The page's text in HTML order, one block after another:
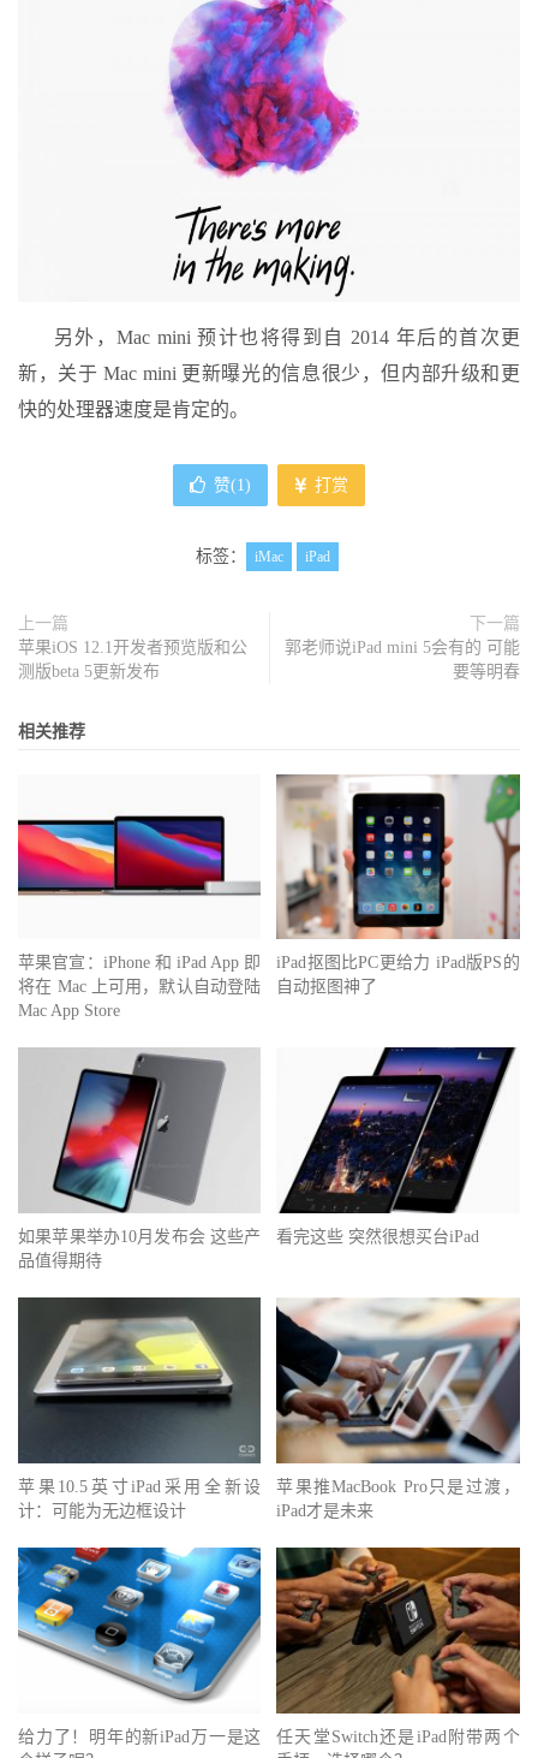
另外，Mac mini 预计也将得到自 2014 年后的首次更
新，关于 Mac mini 更新曝光的信息很少，但内部升级和更
快的处理器速度是肯定的。
赞(1) 打赏
标签： iMac iPad
上一篇
苹果iOS 12.1开发者预览版和公
测版beta 5更新发布
下一篇
郭老师说iPad mini 5会有的 可能
要等明春
相关推荐
苹果官宣：iPhone 和 iPad App 即
将在 Mac 上可用，默认自动登陆
Mac App Store
iPad抠图比PC更给力 iPad版PS的
自动抠图神了
如果苹果举办10月发布会 这些产
品值得期待
看完这些 突然很想买台iPad
苹果10.5英寸iPad采用全新设
计：可能为无边框设计
苹果推MacBook Pro只是过渡，
iPad才是未来
给力了！明年的新iPad万一是这
任天堂Switch还是iPad附带两个